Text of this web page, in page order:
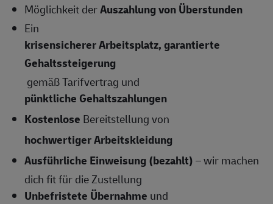
Möglichkeit derAuszahlung von Überstunden
Ein
krisensicherer Arbeitsplatz, garantierte
Gehaltssteigerung
gemäß Tarifvertrag und
pünktliche Gehaltszahlungen
Kostenlose Bereitstellung von
hochwertiger Arbeitskleidung
Ausführliche Einweisung (bezahlt)– wir machen
dich fit für die Zustellung
Unbefristete Übernahme und